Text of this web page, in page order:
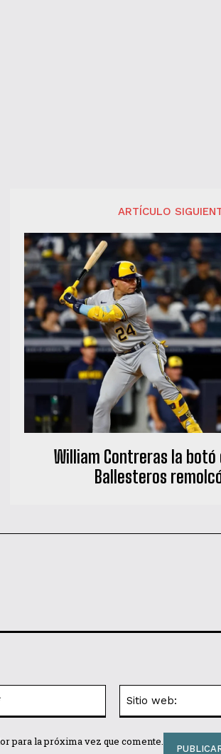
ARTÍCULO
William Contreras la botó
Ballesteros
electrónico:*
para la próxima vez que comente.